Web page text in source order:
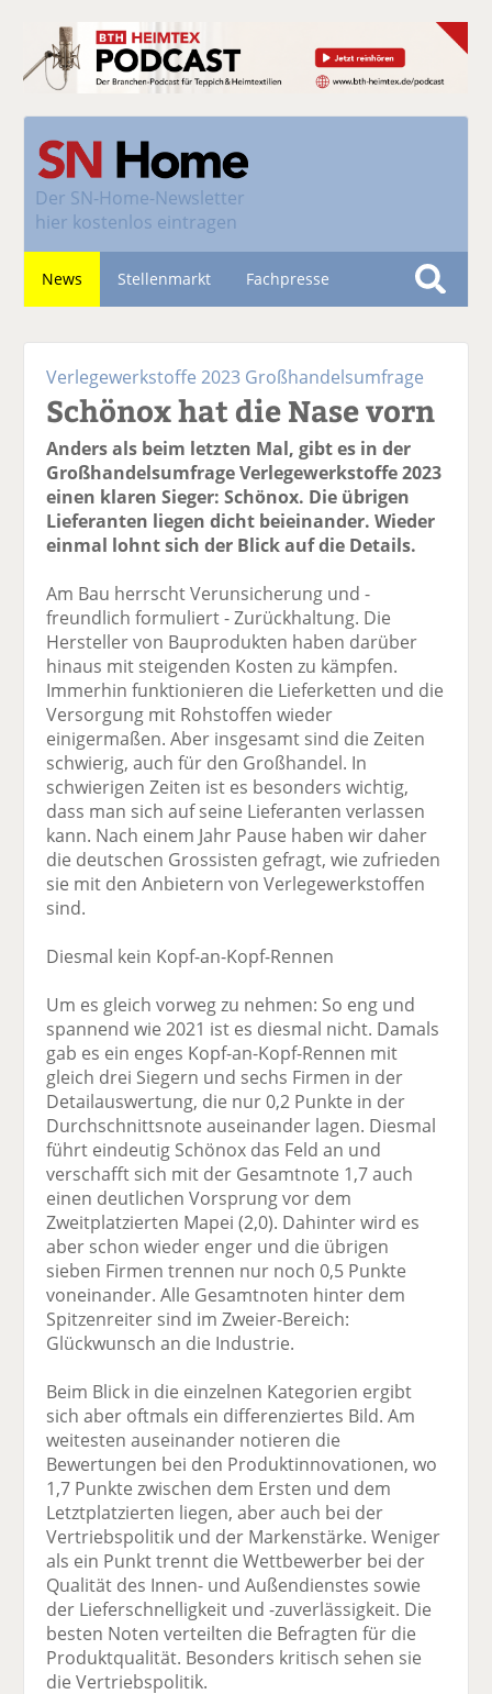
Der SN-Home-Newsletter
hier kostenlos eintragen
News Stellenmarkt Fachpresse
S
h
e
Verlegewerkstoffe 2023 Großhandelsumfrage
Schönox hat die Nase vorn
Anders als beim letzten Mal, gibt es in der
Großhandelsumfrage Verlegewerkstoffe 2023
einen klaren Sieger: Schönox. Die übrigen
Lieferanten liegen dicht beieinander. Wieder
einmal lohnt sich der Blick auf die Details.
Am Bau herrscht Verunsicherung und -
freundlich formuliert - Zurückhaltung. Die
Hersteller von Bauprodukten haben darüber
hinaus mit steigenden Kosten zu kämpfen.
Immerhin funktionieren die Lieferketten und die
Versorgung mit Rohstoffen wieder
einigermaßen. Aber insgesamt sind die Zeiten
schwierig, auch für den Großhandel. In
schwierigen Zeiten ist es besonders wichtig,
dass man sich auf seine Lieferanten verlassen
kann. Nach einem Jahr Pause haben wir daher
die deutschen Grossisten gefragt, wie zufrieden
sie mit den Anbietern von Verlegewerkstoffen
sind.
Diesmal kein Kopf-an-Kopf-Rennen
Um es gleich vorweg zu nehmen: So eng und
spannend wie 2021 ist es diesmal nicht. Damals
gab es ein enges Kopf-an-Kopf-Rennen mit
gleich drei Siegern und sechs Firmen in der
Detailauswertung, die nur 0,2 Punkte in der
Durchschnittsnote auseinander lagen. Diesmal
führt eindeutig Schönox das Feld an und
verschafft sich mit der Gesamtnote 1,7 auch
einen deutlichen Vorsprung vor dem
Zweitplatzierten Mapei (2,0). Dahinter wird es
aber schon wieder enger und die übrigen
sieben Firmen trennen nur noch 0,5 Punkte
voneinander. Alle Gesamtnoten hinter dem
Spitzenreiter sind im Zweier-Bereich:
Glückwunsch an die Industrie.
Beim Blick in die einzelnen Kategorien ergibt
sich aber oftmals ein differenziertes Bild. Am
weitesten auseinander notieren die
Bewertungen bei den Produktinnovationen, wo
1,7 Punkte zwischen dem Ersten und dem
Letztplatzierten liegen, aber auch bei der
Vertriebspolitik und der Markenstärke. Weniger
als ein Punkt trennt die Wettbewerber bei der
Qualität des Innen- und Außendienstes sowie
der Lieferschnelligkeit und -zuverlässigkeit. Die
besten Noten verteilten die Befragten für die
Produktqualität. Besonders kritisch sehen sie
die Vertriebspolitik.